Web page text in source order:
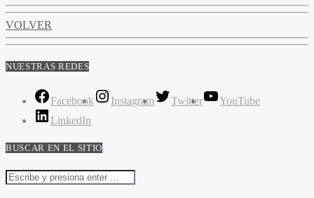
VOLVER
NUESTRAS REDES
Facebook Instagram Twitter
YouTube
LinkedIn
BUSCAR EN EL SITIO